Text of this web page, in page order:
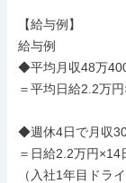
【給与例】
給与例
◆平均月収48万
＝平均日給2.2万
◆週休4日で月収
＝日給2.2万円×14
（入社1年目ドラ